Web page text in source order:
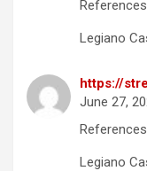
Legiano
https://
June 27,
Legiano